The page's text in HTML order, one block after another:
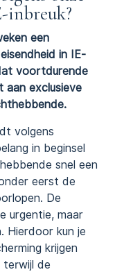
inbreuk?
een
in IE-
voortdurende
aan exclusieve
volgens
in beginsel
snel een
eerst de
De
urgentie, maar
Hierdoor kun je
krijgen
terwijl de